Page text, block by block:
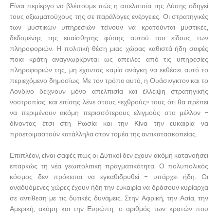
Είναι περίεργο να βλέπουμε πώς η απελπισία της Δύσης οδηγεί
τους αξιωματούχους της σε παράλογες ενέργειες. Οι στρατηγικές
των μυστικών υπηρεσιών τείνουν να κρατούνται μυστικές,
δεδομένης της ευαίσθητης φύσης αυτού του είδους των
πληροφοριών. Η πολιτική θέση μιας χώρας καθιστά ήδη σαφές
ποια κράτη αναγνωρίζονται ως απειλές από τις υπηρεσίες
πληροφοριών της, μη έχοντας καμία ανάγκη να εκθέσει αυτό το
περιεχόμενο δημοσίως. Με τον τρόπο αυτό, η Ουάσινγκτον και το
Λονδίνο δείχνουν μόνο απελπισία και έλλειψη στρατηγικής
νοοτροπίας, και επίσης λένε στους «εχθρούς» τους ότι θα πρέπει
να περιμένουν ακόμη περισσότερους ελιγμούς στο μέλλον -
δίνοντας έτσι στη Ρωσία και την Κίνα την ευκαιρία να
προετοιμαστούν κατάλληλα στον τομέα της αντικατασκοπείας.
Επιπλέον, είναι σαφές πως οι Δυτικοί δεν έχουν ακόμη κατανοήσει
επαρκώς τη νέα γεωπολιτική πραγματικότητα. Ο πολυπολικός
κόσμος δεν πρόκειται να εγκαθιδρυθεί - υπάρχει ήδη. Οι
αναδυόμενες χώρες έχουν ήδη την ευκαιρία να δράσουν κυρίαρχα
σε αντίθεση με τις δυτικές δυνάμεις. Στην Αφρική, την Ασία, την
Αμερική, ακόμη και την Ευρώπη, ο αριθμός των κρατών που